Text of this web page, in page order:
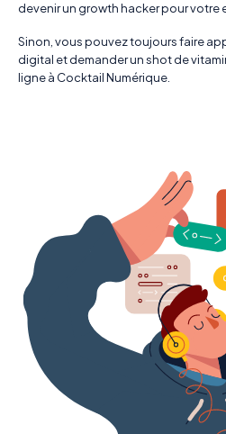
devenir un growth hacker pour votre
Sinon, vous pouvez toujours faire
digital et demander un shot de
ligne à Cocktail Numérique.